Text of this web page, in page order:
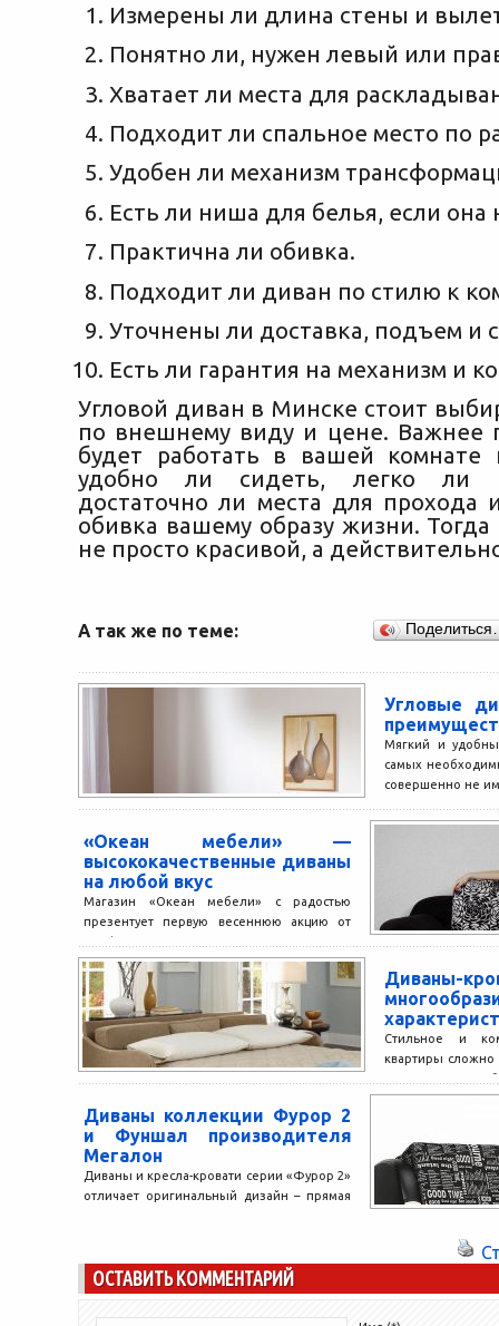
Измерены ли длина стены и
Понятно ли, нужен левый или
Хватает ли места для
Подходит ли спальное место по
Удобен ли механизм
Есть ли ниша для белья, если она
Практична ли обивка.
Подходит ли диван по стилю к
Уточнены ли доставка, подъем и
Есть ли гарантия на механизм и
Угловой диван в Минске стоит
по внешнему виду и цене. Важнее
будет работать в вашей
удобно ли сидеть, легко ли
достаточно ли места для прохода
обивка вашему образу жизни. Тогда
не просто красивой, а
А так же по теме:
Угловые
Мягкий и
самых
совершенно не
«Океан мебели» —
высококачественные диваны
на любой вкус
Магазин «Океан мебели» с радостью
презентует первую весеннюю акцию от
«Anderssen», где скидка на все модели
диванов этой фабрики составляет...
Диваны-
Стильное и
квартиры сложно
кровати.
популярной
Диваны коллекции Фурор 2
и Фуншал производителя
Мегалон
Диваны и кресла-кровати серии «Фурор 2»
отличает оригинальный дизайн – прямая
ОСТАВИТЬ КОММЕНТАРИЙ